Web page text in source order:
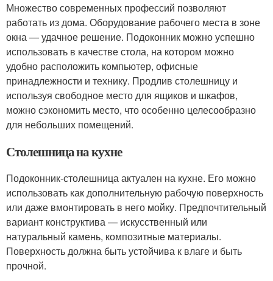
Множество современных профессий позволяют
работать из дома. Оборудование рабочего места в зоне
окна — удачное решение. Подоконник можно успешно
использовать в качестве стола, на котором можно
удобно расположить компьютер, офисные
принадлежности и технику. Продлив столешницу и
используя свободное место для ящиков и шкафов,
можно сэкономить место, что особенно целесообразно
для небольших помещений.
Столешница на кухне
Подоконник-столешница актуален на кухне. Его можно
использовать как дополнительную рабочую поверхность
или даже вмонтировать в него мойку. Предпочтительный
вариант конструктива — искусственный или
натуральный камень, композитные материалы.
Поверхность должна быть устойчива к влаге и быть
прочной.